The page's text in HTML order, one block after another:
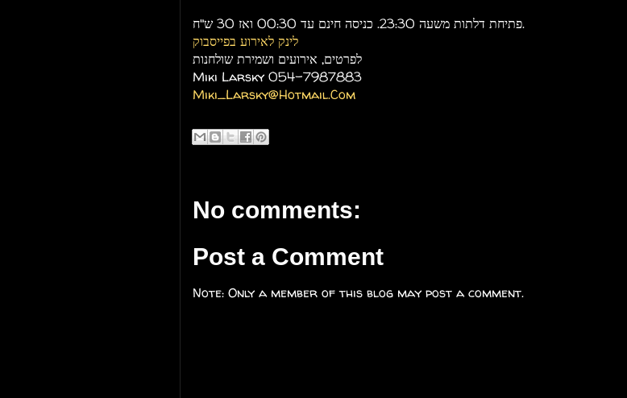
פתיחת דלתות משעה 23:30. כניסה חינם עד 00:30 ואז 30 ש"ח.
לינק לאירוע בפייסבוק
לפרטים, אירועים ושמירת שולחנות
Miki Larsky 054-7987883
Miki_Larsky@Hotmail.Com
No comments:
Post a Comment
Note: Only a member of this blog may post a comment.